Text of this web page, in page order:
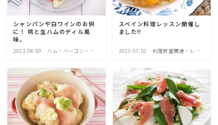
野菜料理(きゅうり・なす・トマト・ピーマン・かぼち
ゃ・ゴーヤ)
菜・にら)
野菜料理(ズッキーニ・コーン・いんげん・そら豆・え
んどう・オクラ)
シャンパンや白ワインのお供
に！ 桃と生ハムのディル風
味。
2023.08.09
ハム・ベーコン・ソ
チーズ料理
スペイン料理レッスン開催し
ました!!
2023.07.10
料理教室関連・レッ